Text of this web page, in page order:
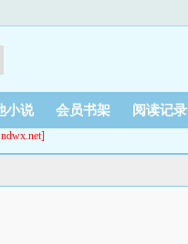
小说 会员书架 阅读记录